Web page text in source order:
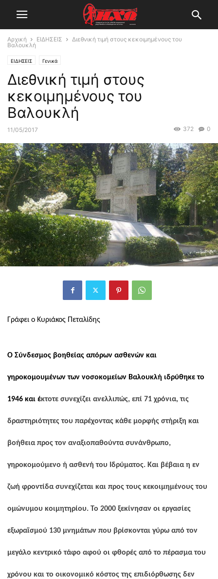
Αρχική ΕΙΔΗΣΕΙΣ
Διεθνική τιμή στους κεκοιμημένους του
Βαλουκλή
ΕΙΔΗΣΕΙΣ Γενικά
Διεθνική τιμή στους
κεκοιμημένους του
Βαλουκλή
11/05/2017 0
372
Γράφει ο Κυριάκος Πεταλίδης
Ο Σύνδεσμος βοηθείας απόρων ασθενών και
γηροκομουμένων των νοσοκομείων Βαλουκλή ιδρύθηκε το
1946 και έκτοτε συνεχίζει ανελλιπώς, επί 71 χρόνια, τις
δραστηριότητες του παρέχοντας κάθε μορφής στήριξη και
βοήθεια προς τον αναξιοπαθούντα συνάνθρωπο,
γηροκομούμενο ή ασθενή του Ιδρύματος. Και βέβαια η εν
ζωή φροντίδα συνεχίζεται και προς τους κεκοιμημένους του
ομώνυμου κοιμητηρίου. Το 2000 ξεκίνησαν οι εργασίες
εξωραϊσμού 130 μνημάτων που βρίσκονται γύρω από τον
μεγάλο κεντρικό τάφο αφού οι φθορές από το πέρασμα του
χρόνου και το οικονομικό κόστος της επιδιόρθωσης δεν